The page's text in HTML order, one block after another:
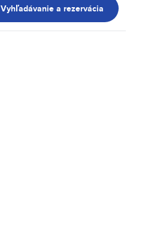
Vyhľadávanie a rezervácia